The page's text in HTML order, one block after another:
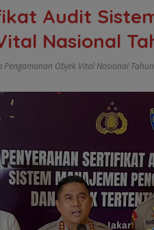
Audit
Nasional
Objek Vital Nasional